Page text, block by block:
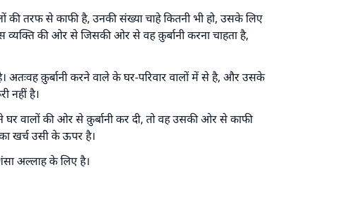
तरफ से काफी है, उनकी संख्या चाहे कितनी भी हो, उसके लिए
की ओर से जिसकी ओर से वह क़ुर्बानी करना चाहता है,
अतःवह क़ुर्बानी करने वाले के घर-परिवार वालों में से है, और उसके
नहीं है।
वालों की ओर से क़ुर्बानी कर दी, तो वह उसकी ओर से काफी
खर्च उसी के ऊपर है।
अल्लाह के लिए है।
का उत्तर देने में हमारी सहायता करें
अलैहि व सल्लम ने फरमाया :
उसके लिए उस भलाई के करने वाले के समान प्रतिफल
(मुस्लिम : 1893).
योगदान करें